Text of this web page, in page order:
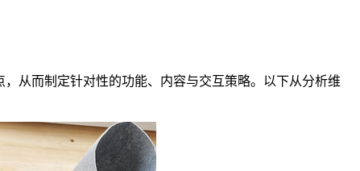
从而制定针对性的功能、内容与交互策略。以下从分析维